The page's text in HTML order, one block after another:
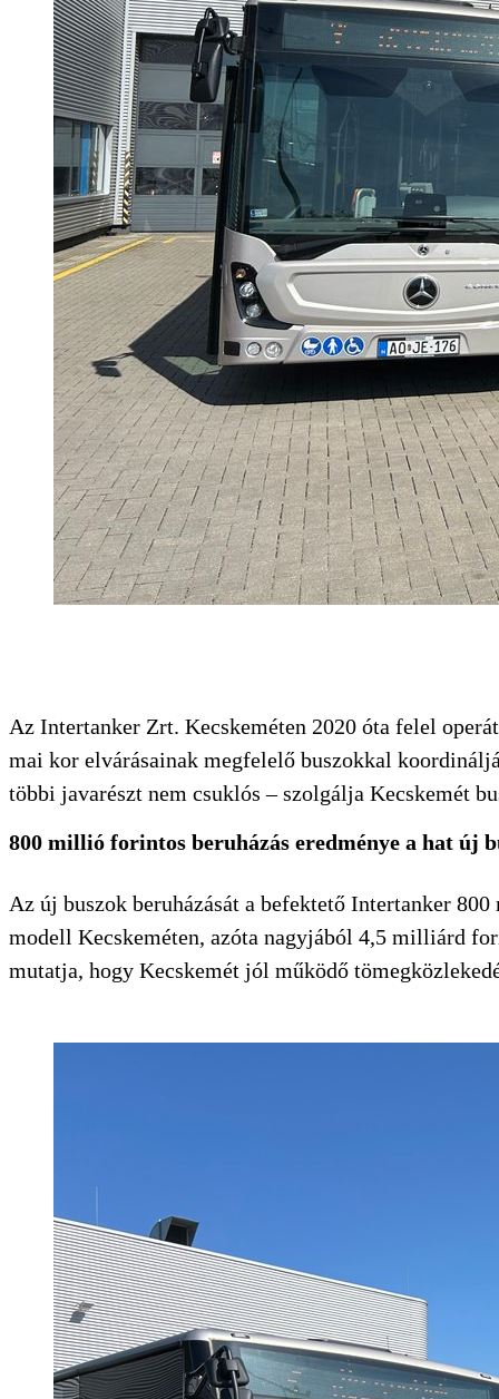
KERESÉS
Az Intertanker Zrt. Kecskeméten 2020 óta felel
mai kor elvárásainak megfelelő buszokkal
többi javarészt nem csuklós – szolgálja Kecskemét
800 millió forintos beruházás eredménye a hat új
Az új buszok beruházását a befektető Intertanker
modell Kecskeméten, azóta nagyjából 4,5 milliárd
mutatja, hogy Kecskemét jól működő